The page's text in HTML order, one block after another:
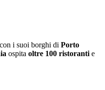
i suoi borghi di Porto
ospita oltre 100 ristoranti e